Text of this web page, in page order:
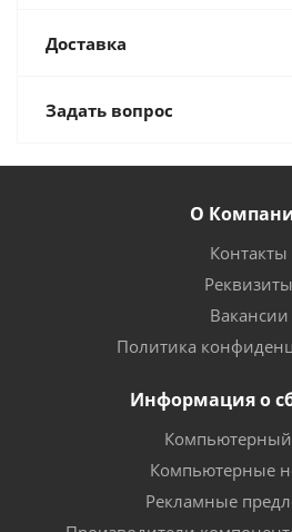
Доставка
Задать вопрос
О
Контакты
Реквизиты
Вакансии
Политика
Информация о
Компьютерный
Компьютерные
Рекламные